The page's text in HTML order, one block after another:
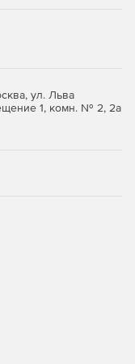
плат,
токов»
поле»
состояния
ул. Льва
1, комн. № 2, 2а